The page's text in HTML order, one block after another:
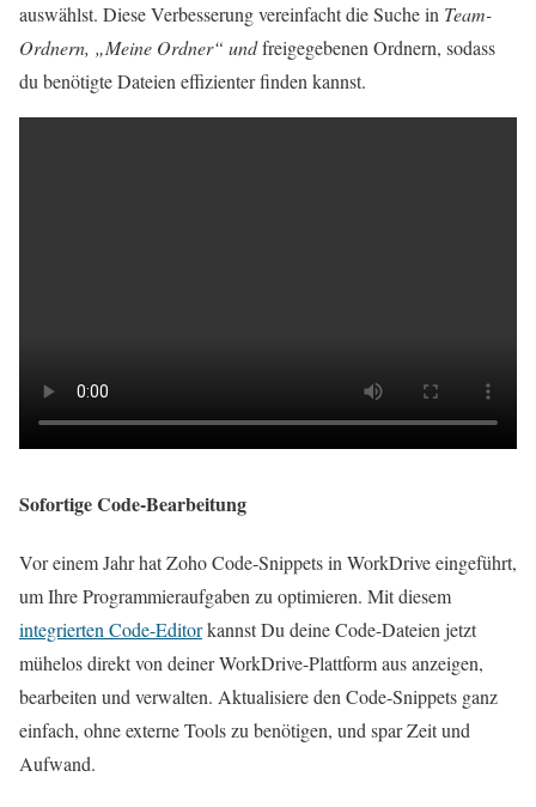
auswählst. Diese Verbesserung vereinfacht die Suche in Team-
Ordnern, „Meine Ordner“ undfreigegebenen Ordnern, sodass
du benötigte Dateien effizienter finden kannst.
Sofortige Code-Bearbeitung
Vor einem Jahr hat Zoho Code-Snippets in WorkDrive eingeführt,
um Ihre Programmieraufgaben zu optimieren. Mit diesem
integrierten Code-Editorkannst Du deine Code-Dateien jetzt
mühelos direkt von deiner WorkDrive-Plattform aus anzeigen,
bearbeiten und verwalten. Aktualisiere den Code-Snippets ganz
einfach, ohne externe Tools zu benötigen, und spar Zeit und
Aufwand.